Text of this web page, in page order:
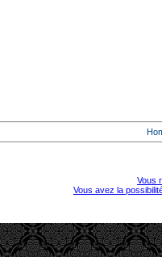
Vous
Vous avez la